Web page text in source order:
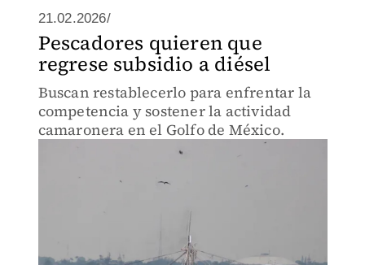
21.02.2026/
Pescadores quieren que
regrese subsidio a diésel
Buscan restablecerlo para enfrentar la
competencia y sostener la actividad
camaronera en el Golfo de México.